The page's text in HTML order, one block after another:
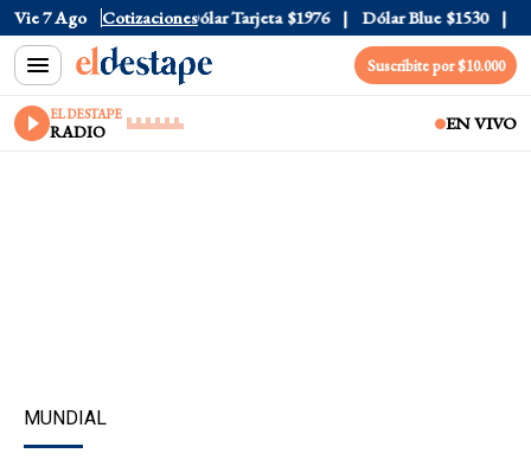
Vie 7 Ago Cotizaciones
Oficial $1520 Dólar Tarjeta $1976 Dólar Blue $1530
Suscribite por $10.000
EL DESTAPE
RADIO EN VIVO
MUNDIAL